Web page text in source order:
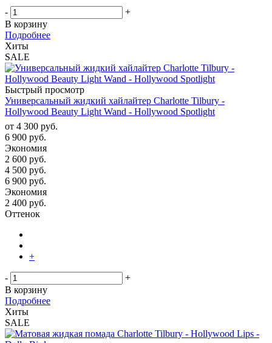
-
+
В корзину
Подробнее
Хиты
SALE
Быстрый просмотр
Универсальный жидкий хайлайтер Charlotte Tilbury -
Hollywood Beauty Light Wand - Hollywood Spotlight
от 4 300 руб.
6 900 руб.
Экономия
2 600 руб.
4 500 руб.
6 900 руб.
Экономия
2 400 руб.
Оттенок
+
-
+
В корзину
Подробнее
Хиты
SALE